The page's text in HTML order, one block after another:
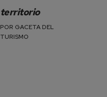
territorio
POR GACETA DEL
TURISMO